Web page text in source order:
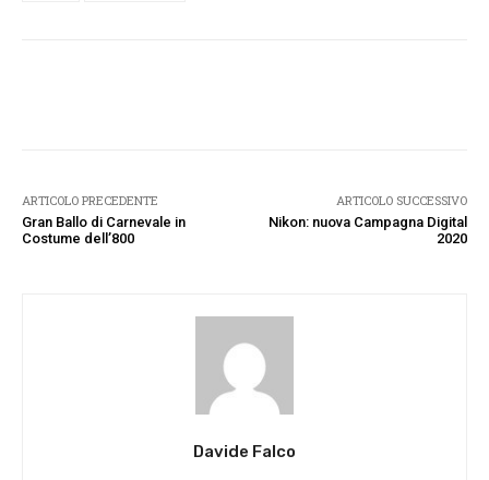
ARTICOLO PRECEDENTE
Gran Ballo di Carnevale in
Costume dell’800
ARTICOLO SUCCESSIVO
Nikon: nuova Campagna Digital
2020
Davide Falco